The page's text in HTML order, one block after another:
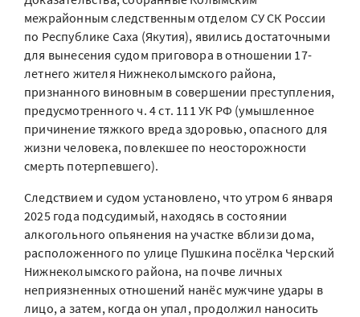
межрайонным следственным отделом СУ СК России
по Республике Саха (Якутия), явились достаточными
для вынесения судом приговора в отношении 17-
летнего жителя Нижнеколымского района,
признанного виновным в совершении преступления,
предусмотренного ч. 4 ст. 111 УК РФ (умышленное
причинение тяжкого вреда здоровью, опасного для
жизни человека, повлекшее по неосторожности
смерть потерпевшего).
Следствием и судом установлено, что утром 6 января
2025 года подсудимый, находясь в состоянии
алкогольного опьянения на участке вблизи дома,
расположенного по улице Пушкина посёлка Черский
Нижнеколымского района, на почве личных
неприязненных отношений нанёс мужчине удары в
лицо, а затем, когда он упал, продолжил наносить